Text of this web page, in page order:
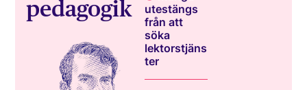
pedagogik
utestängs
från att
söka
lektorstjäns
ter